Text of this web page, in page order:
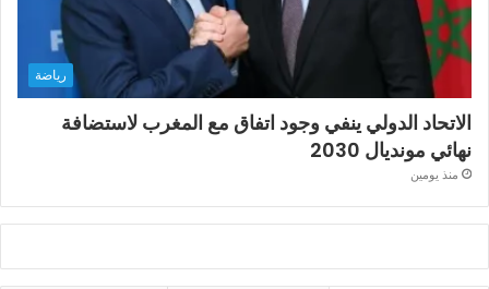
رياضة
الاتحاد الدولي ينفي وجود اتفاق مع المغرب لاستضافة
نهائي مونديال 2030
منذ يومين